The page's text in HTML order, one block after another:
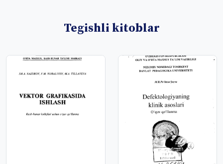
Tegishli kitoblar